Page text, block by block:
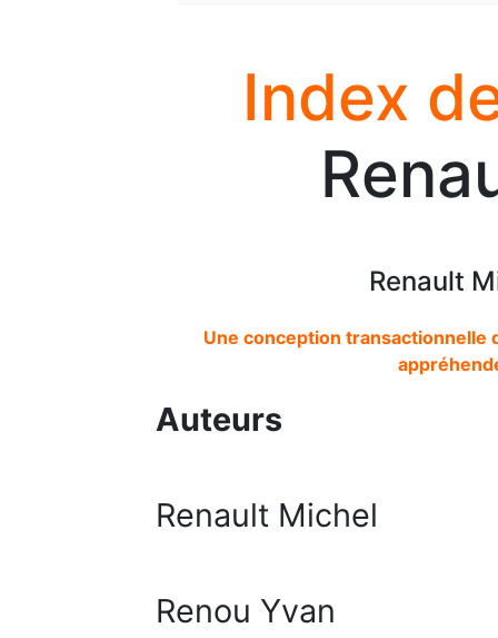
Index
Renault
Une conception transactionnelle
Auteurs
Renault Michel
Renou Yvan